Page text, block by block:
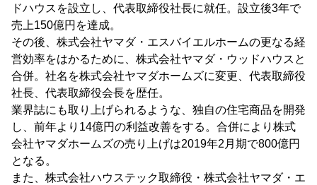
ドハウスを設立し、代表取締役社長に就任。設立後3年で
売上150億円を達成。
その後、株式会社ヤマダ・エスバイエルホームの更なる経
営効率をはかるために、株式会社ヤマダ・ウッドハウスと
合併。社名を株式会社ヤマダホームズに変更、代表取締役
社長、代表取締役会長を歴任。
業界誌にも取り上げられるような、独自の住宅商品を開発
し、前年より14億円の利益改善をする。合併により株式
会社ヤマダホームズの売り上げは2019年2月期で800億円
となる。
また、株式会社ハウステック取締役・株式会社ヤマダ・エ